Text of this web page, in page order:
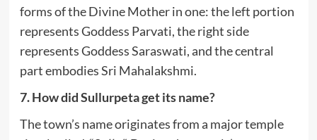
forms of the Divine Mother in one: the left portion
represents Goddess Parvati, the right side
represents Goddess Saraswati, and the central
part embodies Sri Mahalakshmi.
7. How did Sullurpeta get its name?
The town’s name originates from a major temple